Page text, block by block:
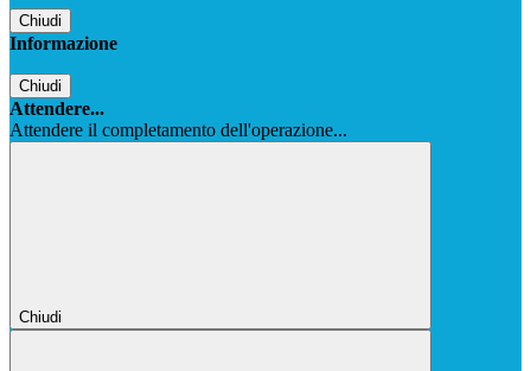
Chiudi
Informazione
Chiudi
Attendere...
Attendere il completamento dell'operazione...
Chiudi